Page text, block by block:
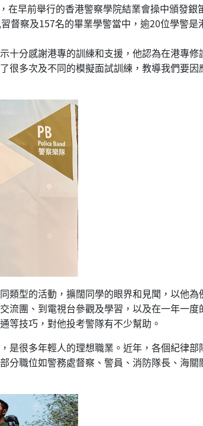
在早前舉行的香港警察學院結業會操中頒發
督察及157名的畢業學警當中，逾20位學警是
十分感謝港專的訓練和支援，他認為在港專
很多次及不同的模擬面試訓練，教導我們要
類型的活動，擴闊同學的眼界和見聞，以他
流團、到電視台參觀及學習，以及在一年一
等技巧，對他投考警隊有不少幫助。
是很多年輕人的理想職業。近年，各個紀律
分職位如警務處督察、警員、消防隊長、海